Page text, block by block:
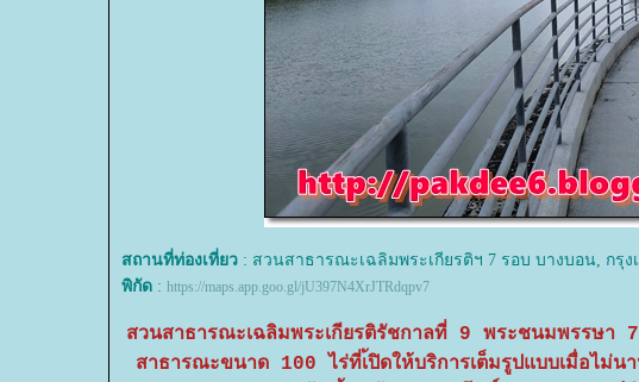
สถานที่ท่องเที่ยว : สวนสาธารณะเฉลิมพระเกียรติฯ 7 รอบ บางบอน, กรุง
พิกัด : https://maps.app.goo.gl/jU397N4XrJTRdqpv7
สวนสาธารณะเฉลิมพระเกียรติรัชกาลที่ 9 พระชนมพรรษ
สาธารณะขนาด 100 ไร่ที่เ้ปิดให้บริการเต็มรูปแบบเมื่อไ